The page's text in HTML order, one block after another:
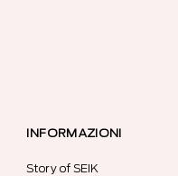
INFORMAZIONI
Story of SEIK